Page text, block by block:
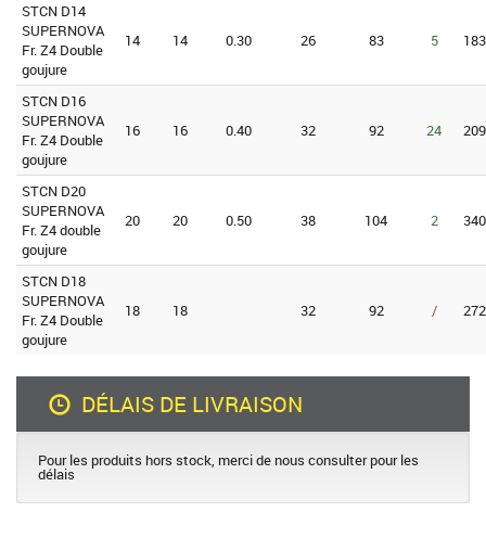
STCN D14
SUPERNOVA
Fr. Z4 Double
goujure
14 14 0.30 26 83 5
STCN D16
SUPERNOVA
Fr. Z4 Double
goujure
16 16 0.40 32 92 24
STCN D20
SUPERNOVA
Fr. Z4 double
goujure
20 20 0.50 38 104 2
STCN D18
SUPERNOVA
Fr. Z4 Double
goujure
18 18 32 92 /
DÉLAIS DE LIVRAISON
Pour les produits hors stock, merci de nous consulter pour les
délais